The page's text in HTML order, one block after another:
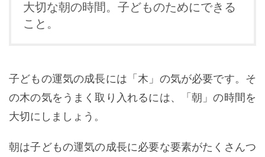
大切な朝の時間。子どものためにできる
こと。
子どもの運気の成長には「木」の気が必要です。そ
の木の気をうまく取り入れるには、「朝」の時間を
大切にしましょう。
朝は子どもの運気の成長に必要な要素がたくさんつ